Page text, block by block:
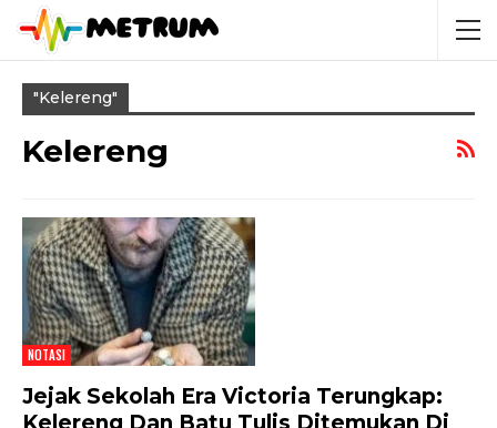
"kelereng"
Kelereng
NOTASI
Jejak Sekolah Era Victoria Terungkap: